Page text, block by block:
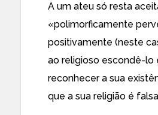
A um ateu só resta
«polimorficamente
positivamente (neste
ao religioso escondê-lo
reconhecer a sua
que a sua religião é